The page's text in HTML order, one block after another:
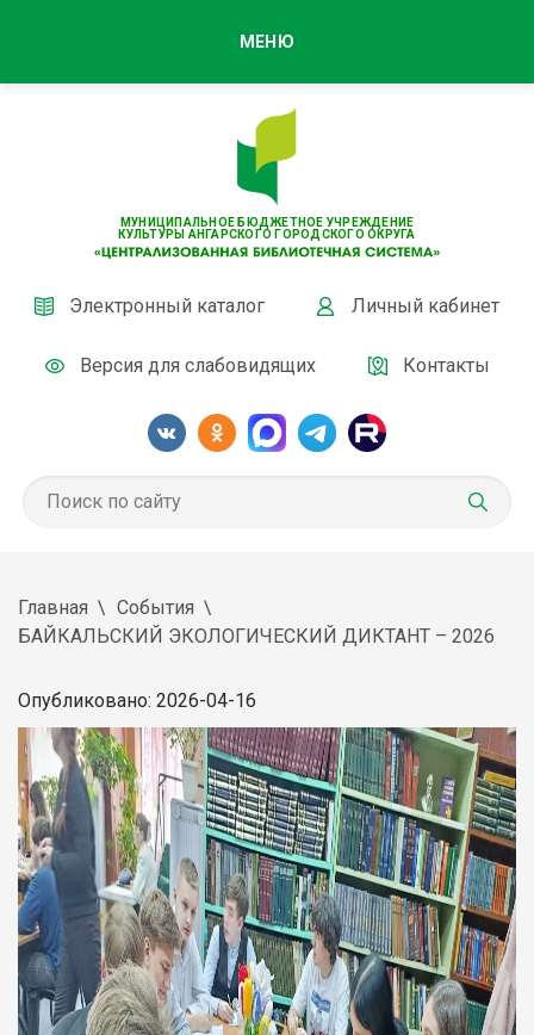
МУНИЦИПАЛЬНОЕ БЮДЖЕТНОЕ УЧРЕЖДЕНИЕ
КУЛЬТУРЫ АНГАРСКОГО ГОРОДСКОГО ОКРУГА
Электронный каталог Личный кабинет
Версия для слабовидящих Контакты
МЕНЮ
Главная
События
БАЙКАЛЬСКИЙ ЭКОЛОГИЧЕСКИЙ ДИКТАНТ – 2026
Опубликовано: 2026-04-16